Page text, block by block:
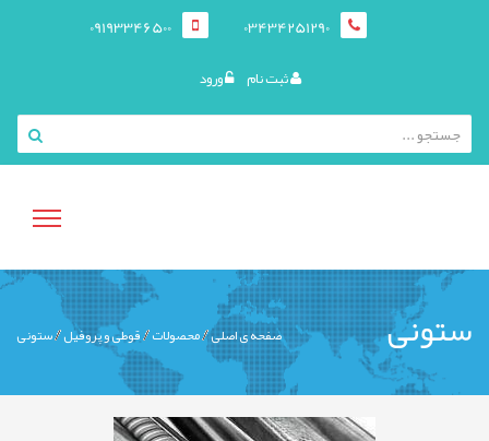
03434251290
09193346500
ثبت نام ورود
منوی
کاربری
ستونی صفحه ی اصلی محصولات قوطی و پروفيل ستونی